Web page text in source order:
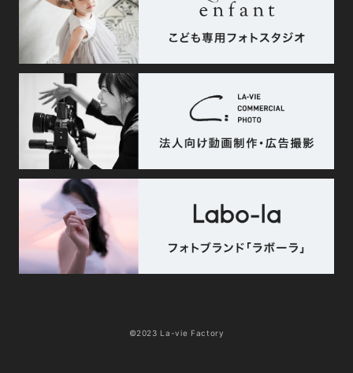
©2023 La-vie Factory